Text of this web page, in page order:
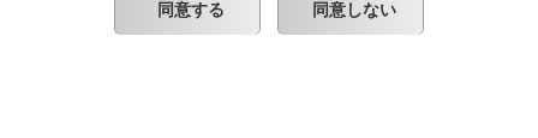
同意する 同意しない